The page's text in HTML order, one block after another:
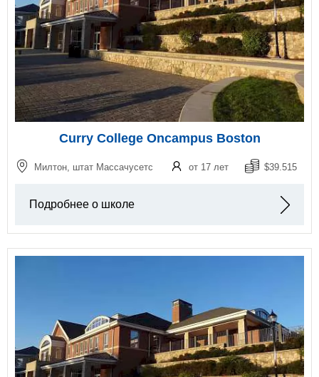
Curry College Oncampus Boston
Милтон, штат Массачусетс от 17 лет $39.515
Подробнее о школе